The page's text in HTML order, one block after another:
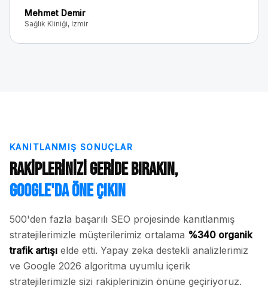
Mehmet Demir
Sağlık Kliniği, İzmir
KANITLANMIŞ SONUÇLAR
Rakiplerinizi Geride Bırakın,
Google'da Öne Çıkın
500'den fazla başarılı SEO projesinde kanıtlanmış
stratejilerimizle müşterilerimiz ortalama %340 organik
trafik artışı elde etti. Yapay zeka destekli analizlerimiz
ve Google 2026 algoritma uyumlu içerik
stratejilerimizle sizi rakiplerinizin önüne geçiriyoruz.